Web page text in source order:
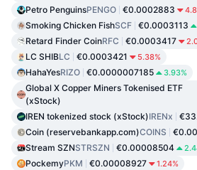
Petro PenguinsPENGO €0.0002883
Smoking Chicken FishSCF €0.0003113
Retard Finder CoinRFC €0.0003417
LC SHIBLC €0.0003421 5.38%
HahaYesRIZO €0.0000007185 3.93%
Global X Copper Miners Tokenised ETF
(xStock)
IREN tokenized stock (xStock)IRENx
Coin (reservebankapp.com)COINS
Stream SZNSTRSZN €0.00008504
PockemyPKM €0.00008927 1.24%